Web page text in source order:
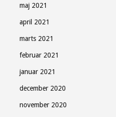
maj 2021
april 2021
marts 2021
februar 2021
januar 2021
december 2020
november 2020